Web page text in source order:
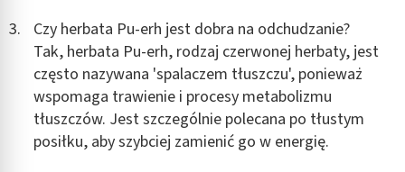
Czy herbata Pu-erh jest dobra na odchudzanie?
Tak, herbata Pu-erh, rodzaj czerwonej herbaty, jest
często nazywana 'spalaczem tłuszczu', ponieważ
wspomaga trawienie i procesy metabolizmu
tłuszczów. Jest szczególnie polecana po tłustym
posiłku, aby szybciej zamienić go w energię.